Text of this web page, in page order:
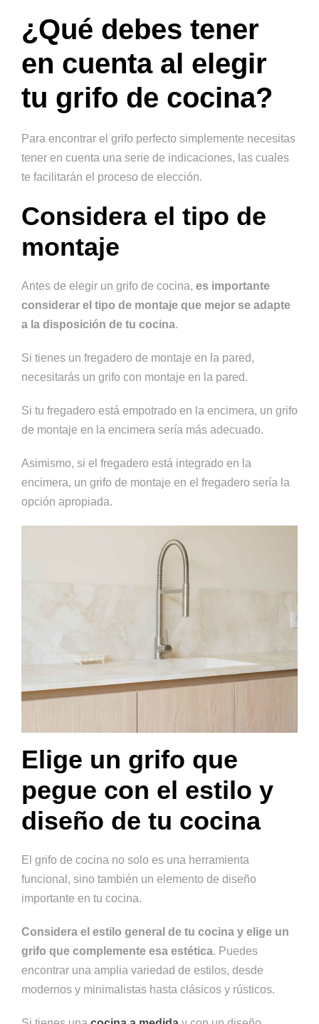
¿Qué debes tener
en cuenta al elegir
tu grifo de cocina?
Para encontrar el grifo perfecto simplemente necesitas
tener en cuenta una serie de indicaciones, las cuales
te facilitarán el proceso de elección.
Considera el tipo de
montaje
Antes de elegir un grifo de cocina, es importante
considerar el tipo de montaje que mejor se adapte
a la disposición de tu cocina.
Si tienes un fregadero de montaje en la pared,
necesitarás un grifo con montaje en la pared.
Si tu fregadero está empotrado en la encimera, un grifo
de montaje en la encimera sería más adecuado.
Asimismo, si el fregadero está integrado en la
encimera, un grifo de montaje en el fregadero sería la
opción apropiada.
Elige un grifo que
pegue con el estilo y
diseño de tu cocina
El grifo de cocina no solo es una herramienta
funcional, sino también un elemento de diseño
importante en tu cocina.
Considera el estilo general de tu cocina y elige un
grifo que complemente esa estética. Puedes
encontrar una amplia variedad de estilos, desde
modernos y minimalistas hasta clásicos y rústicos.